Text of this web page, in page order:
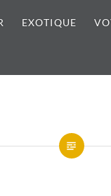
EXOTIQUE